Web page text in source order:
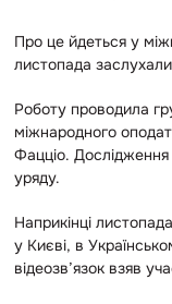
Про це йдеться у
листопада
Роботу проводила
міжнародного
Фацціо. Дослідження
уряду.
Наприкінці
у Києві, в
відеозв’язок взяв